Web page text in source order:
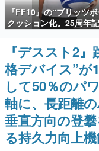
SNS拡散
ど。多く
事をまと
ゲーム
名作ゲー
聞きし、
きます。
赫本
この物語
の形をし
新世代
『FF10』の“ブリッツ
クッション化。25周年
「FINAL FANTASY X
MUSEUM-幻光の記憶-
ズ情報が一部公開
『デススト2
格デバイス”が
して50％のパ
軸に、長距離
垂直方向の登
る持久力向上